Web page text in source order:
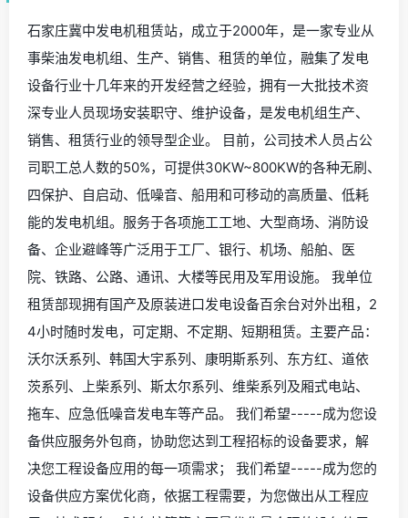
石家庄冀中发电机租赁站，成立于2000年，是一家专业从
事柴油发电机组、生产、销售、租赁的单位，融集了发电
设备行业十几年来的开发经营之经验，拥有一大批技术资
深专业人员现场安装职守、维护设备，是发电机组生产、
销售、租赁行业的领导型企业。 目前，公司技术人员占公
司职工总人数的50%，可提供30KW~800KW的各种无刷、
四保护、自启动、低噪音、船用和可移动的高质量、低耗
能的发电机组。服务于各项施工工地、大型商场、消防设
备、企业避峰等广泛用于工厂、银行、机场、船舶、医
院、铁路、公路、通讯、大楼等民用及军用设施。 我单位
租赁部现拥有国产及原装进口发电设备百余台对外出租，2
4小时随时发电，可定期、不定期、短期租赁。主要产品：
沃尔沃系列、韩国大宇系列、康明斯系列、东方红、道依
茨系列、上柴系列、斯太尔系列、维柴系列及厢式电站、
拖车、应急低噪音发电车等产品。 我们希望-----成为您设
备供应服务外包商，协助您达到工程招标的设备要求，解
决您工程设备应用的每一项需求； 我们希望-----成为您的
设备供应方案优化商，依据工程需要，为您做出从工程应